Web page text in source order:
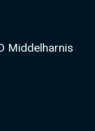
Middelharnis